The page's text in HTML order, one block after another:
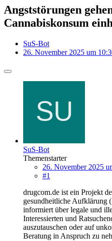
Angststörungen
Cannabiskonsum
SuS-Bot
26. November 2025 um
SuS-Bot
Themenstarter
26. November 2025
#1
drugcom.de ist ein Projekt
gesundheitliche Aufklärung
informiert über legale und
Interessierten und
auszutauschen oder auf
Beratung in Anspruch zu